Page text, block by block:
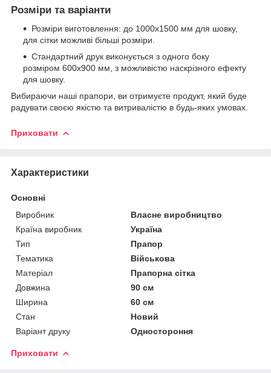
Розміри та варіанти
Розміри виготовлення: до 1000х1500 мм для шовку,
для сітки можливі більші розміри.
Стандартний друк виконується з одного боку
розміром 600х900 мм, з можливістю наскрізного ефекту
для шовку.
Вибираючи наші прапори, ви отримуєте продукт, який буде
радувати своєю якістю та витривалістю в будь-яких умовах.
Приховати
Характеристики
Основні
Виробник
Власне виробництво
Країна виробник
Україна
Тип
Прапор
Тематика
Військова
Матеріал
Прапорна сітка
Довжина
90 см
Ширина
60 см
Стан
Новий
Варіант друку
Одностороння
Приховати